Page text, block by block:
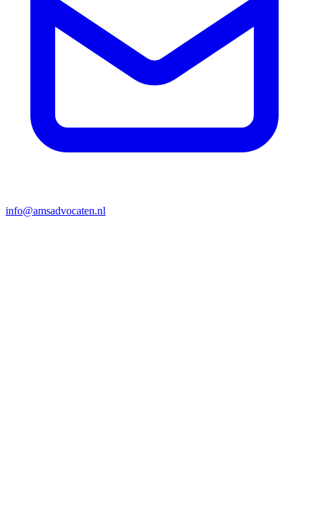
info@amsadvocaten.nl